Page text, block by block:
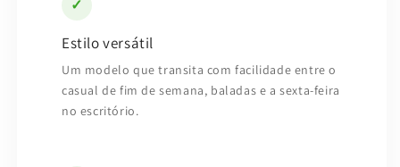
✓
Estilo versátil
Um modelo que transita com facilidade entre o
casual de fim de semana, baladas e a sexta-feira
no escritório.